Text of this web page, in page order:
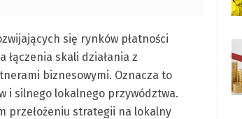
się rynków płatności
łączenia skali działania z
biznesowymi. Oznacza to
i silnego lokalnego przywództwa.
przełożeniu strategii na lokalny